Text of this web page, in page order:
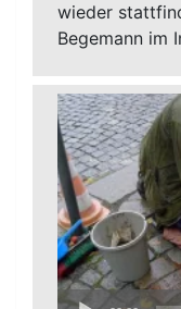
wieder
Begemann im
Audio-